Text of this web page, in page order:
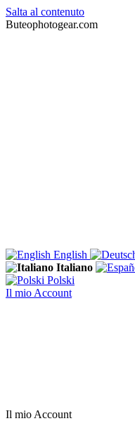
Salta al contenuto
Buteophotogear.com
English
Italiano
Polski
Il mio Account
Il mio Account